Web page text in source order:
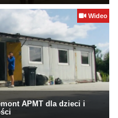
Wideo
APMT dla dzieci i